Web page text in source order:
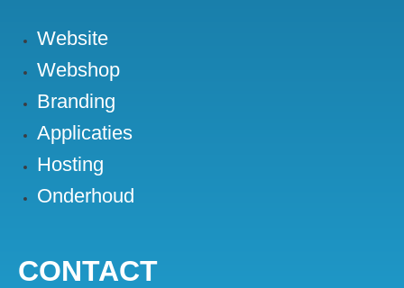
Website
Webshop
Branding
Applicaties
Hosting
Onderhoud
CONTACT